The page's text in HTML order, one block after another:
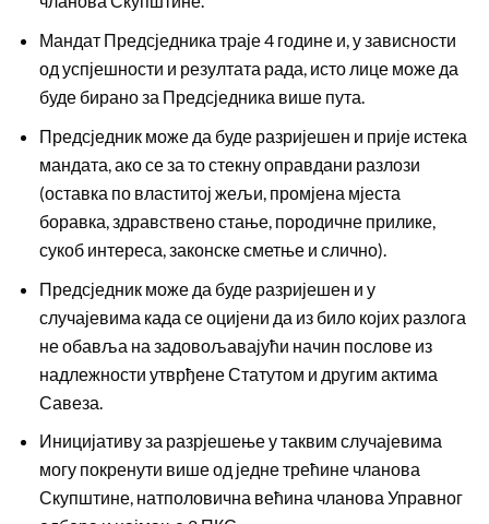
Мандат Предсједника траје 4 године и, у зависности
од успјешности и резултата рада, исто лице може да
буде бирано за Предсједника више пута.
Предсједник може да буде разријешен и прије истека
мандата, ако се за то стекну оправдани разлози
(оставка по властитој жељи, промјена мјеста
боравка, здравствено стање, породичне прилике,
сукоб интереса, законске сметње и слично).
Предсједник може да буде разријешен и у
случајевима када се оцијени да из било којих разлога
не обавља на задовољавајући начин послове из
надлежности утврђене Статутом и другим актима
Савеза.
Иницијативу за разрјешење у таквим случајевима
могу покренути више од једне трећине чланова
Скупштине, натполовична већина чланова Управног